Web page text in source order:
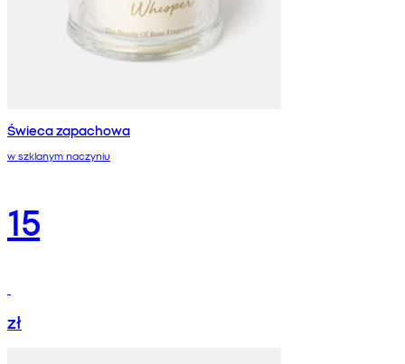
Świeca zapachowa
w szklanym naczyniu
15
zł